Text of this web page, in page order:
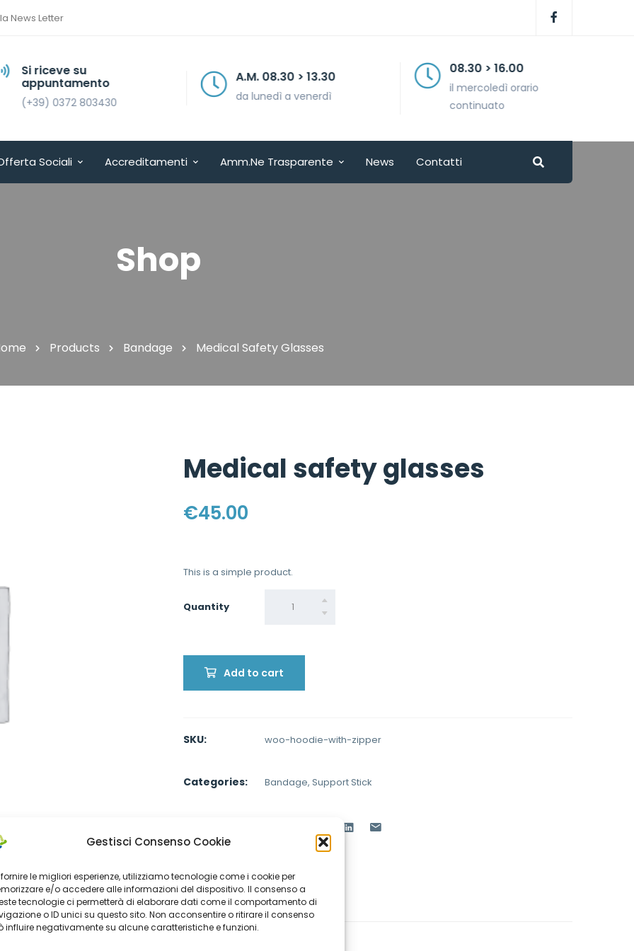
Gestisci Consenso Cookie
fornire le migliori esperienze, utilizziamo tecnologie come i cookie per
e/o accedere alle informazioni del dispositivo. Il consenso a
tecnologie ci permetterà di elaborare dati come il comportamento di
o ID unici su questo sito. Non acconsentire o ritirare il consenso
influire negativamente su alcune caratteristiche e funzioni.
News Letter
Si riceve su
appuntamento
(+39) 0372 803430
A.M. 08.30 > 13.30
da lunedì a venerdì
08.30 > 16.00
il mercoledì orario
continuato
Sociali Accreditamenti Amm.ne Trasparente News Contatti
Shop
Products Bandage Medical Safety Glasses
Medical safety glasses
€45.00
This is a simple product.
Quantity Quantity
Add to cart
SKU: woo-hoodie-with-zipper
Categories: Bandage, Support Stick